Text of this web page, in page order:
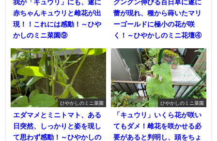
我が「キュウリ」にも、遂に
赤ちゃんキュウリと雌花が出
現！！これには感動！～ひや
かしのミニ菜園⑨
グングン伸びる百日草に遂に
蕾が現れ、種から蒔いたマリ
ーゴールドに極小の花が咲
く！～ひやかしのミニ花壇④
ひやかしのミニ菜園
エダマメとミニトマト、ある
日突然、しっかりと姿を現し
て思わず感動！～ひやかしの
ひやかしのミニ菜園
「キュウリ」いくら花が咲い
てもダメ！雌花を咲かせる必
要があると判明し、頭をちょ